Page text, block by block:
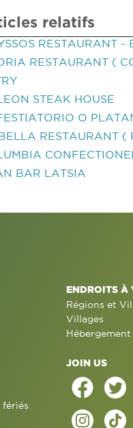
relatifs
RESTAURANT -
RESTAURANT (
STEAK HOUSE
O
RESTAURANT (
BAR LATSIA
ENDROITS À
Régions et
Villages
Hébergement
JOIN US